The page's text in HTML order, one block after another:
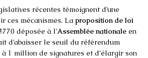
récentes témoignent d’une
ces mécanismes. La proposition de loi
déposée à l’Assemblée nationale en
d’abaisser le seuil du référendum
1 million de signatures et d’élargir son